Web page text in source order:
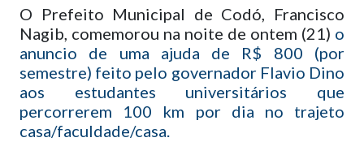
O Prefeito Municipal de Codó, Francisco
Nagib, comemorou na noite de ontem (21) o
anuncio de uma ajuda de R$ 800 (por
semestre) feito pelo governador Flavio Dino
aos estudantes universitários que
percorrerem 100 km por dia no trajeto
casa/faculdade/casa.